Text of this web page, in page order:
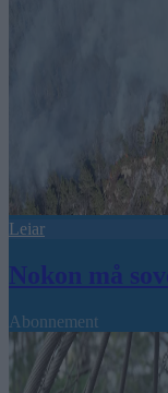
Leiar
Nokon må
Abonnement